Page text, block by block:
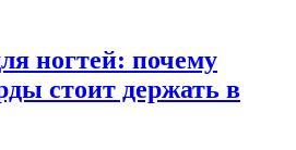
ногтей: почему
стоит держать в